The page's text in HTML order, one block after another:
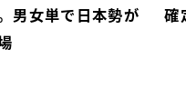
男女単で日本勢が
確